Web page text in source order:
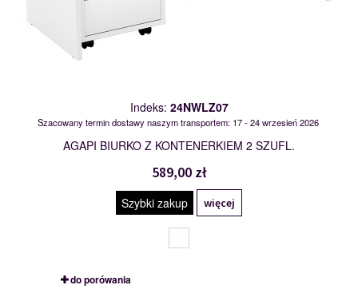
Indeks: 24NWLZ07
Szacowany termin dostawy naszym transportem: 17 - 24 wrzesień 2026
AGAPI BIURKO Z KONTENERKIEM 2 SZUFL.
589,00 zł
Szybki zakup więcej
do porówania